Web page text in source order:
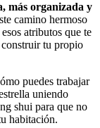
más organizada y
camino hermoso
atributos que te
construir tu propio
puedes trabajar
uniendo
shui para que no
habitación.